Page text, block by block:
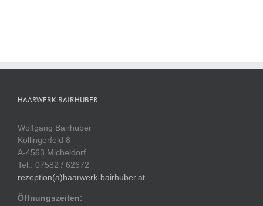
HAARWERK BAIRHUBER
Wolfgang Bairhuber
Kollingerfeld 8
A-4563 Micheldorf
Tel.: 07582 / 62672
rezeption(a)haarwerk-bairhuber.at
Öffnungszeiten: